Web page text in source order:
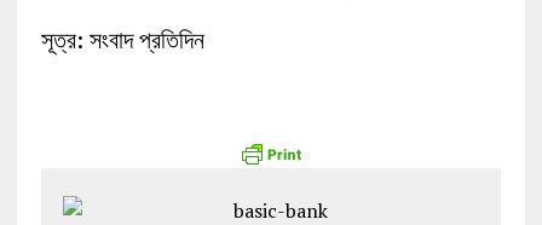
সূত্র: সংবাদ প্রতিদিন